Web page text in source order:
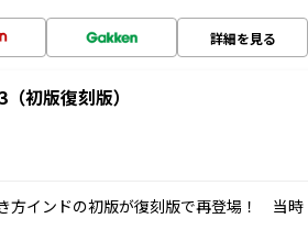
詳細を見る
初版復刻版）
方インドの初版が復刻版で再登場！ 当時